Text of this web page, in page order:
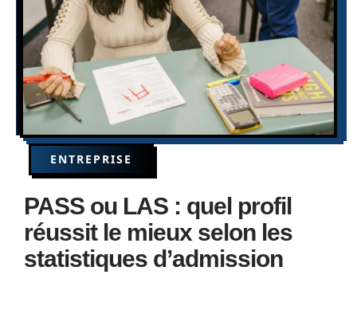
ENTREPRISE
PASS ou LAS : quel profil
réussit le mieux selon les
statistiques d’admission